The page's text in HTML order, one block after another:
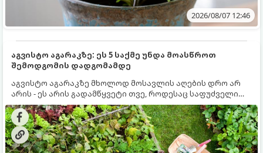
2026/08/07 12:46
აგვისტო აგარაკზე: ეს 5 საქმე უნდა მოასწროთ
შემოდგომის დადგომამდე
აგვისტო აგარაკზე მხოლოდ მოსავლის აღების დრო არ
არის - ეს არის გადამწყვეტი თვე, როდესაც საფუძველი
ეყრება მომავალი წლის მოსავალს და ბაღი მზადდება
შემოდგომა-ზამთრის სეზონისთვის. იმისათვის, რომ
ნიადაგმა ენერგია აღიდგინოს, ხოლო მცენარეებმა
ზამთარს გაუძლონ, აგვისტოს ბოლომდე 5
მნიშვნელოვანი საქმის გაკეთება უნდა მოასწროთ: